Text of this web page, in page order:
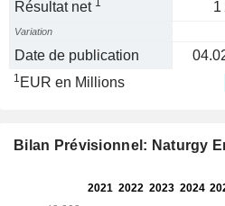
Résultat net 1 1
Variation
Date de publication
1 EUR en Millions
Bilan Prévisionnel: Naturgy